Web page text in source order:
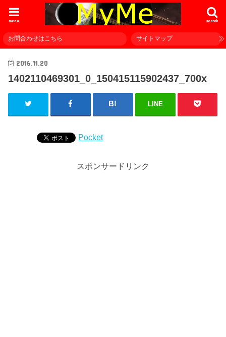
search
menu
お問合わせはこちら サイトマップ
2016.11.20
1402110469301_0_150415115902437_700x
LINE
Pocket
スポンサードリンク